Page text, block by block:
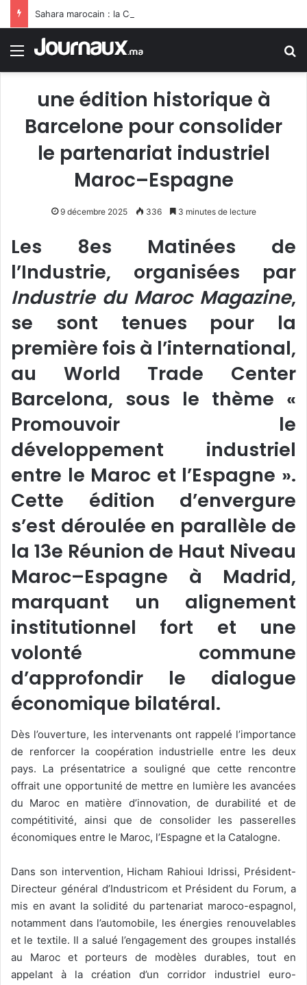
Menu
une édition historique à
Barcelone pour consolider
le partenariat industriel
Maroc–Espagne
9 décembre 2025 336 3 minutes de lecture
Les 8es Matinées de
l’Industrie, organisées par
Industrie du Maroc Magazine,
se sont tenues pour la
première fois à l’international,
au World Trade Center
Barcelona, sous le thème «
Promouvoir le
développement industriel
entre le Maroc et l’Espagne ».
Cette édition d’envergure
s’est déroulée en parallèle de
la 13e Réunion de Haut Niveau
Maroc–Espagne à Madrid,
marquant un alignement
institutionnel fort et une
volonté commune
d’approfondir le dialogue
économique bilatéral.
Dès l’ouverture, les intervenants ont rappelé l’importance
de renforcer la coopération industrielle entre les deux
pays. La présentatrice a souligné que cette rencontre
offrait une opportunité de mettre en lumière les avancées
du Maroc en matière d’innovation, de durabilité et de
compétitivité, ainsi que de consolider les passerelles
économiques entre le Maroc, l’Espagne et la Catalogne.
Dans son intervention, Hicham Rahioui Idrissi, Président-
Directeur général d’Industricom et Président du Forum, a
mis en avant la solidité du partenariat maroco-espagnol,
notamment dans l’automobile, les énergies renouvelables
et le textile. Il a salué l’engagement des groupes installés
au Maroc et porteurs de modèles durables, tout en
appelant à la création d’un corridor industriel euro-